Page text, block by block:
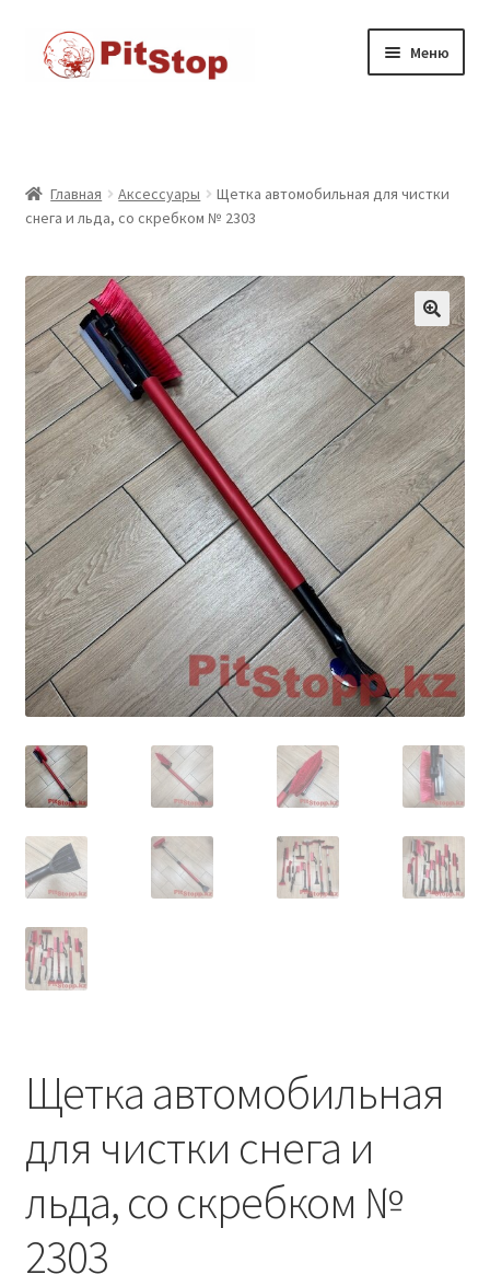
содержимому
Перейти
Перейти
Меню
Каталог товаров
Контакты
Корзина
Мой аккаунт
Оформление заказа
Условия оплаты
Главная Аксессуары
Щетка автомобильная для чистки
снега и льда, со скребком № 2303
Щетка автомобильная
для чистки снега и
льда, со скребком №
2303